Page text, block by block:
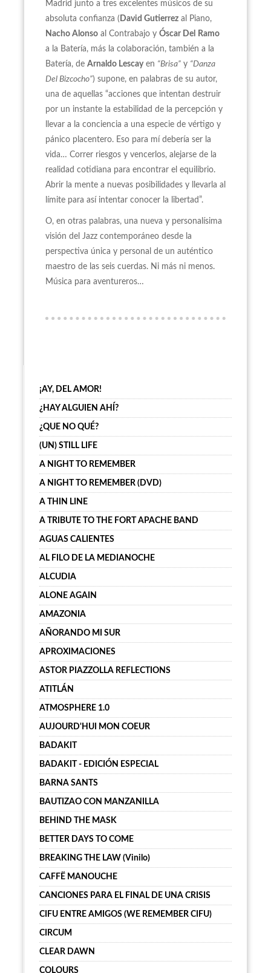
Madrid junto a tres excelentes músicos de su
absoluta confianza ( David Gutierrez al Piano,
Nacho Alonso al Contrabajo y Óscar Del
Ramo
a la Batería, más la colaboración, también a la
Batería, de Arnaldo Lescayen “Brisa” y “Danza
Del Bizcocho”) supone, en palabras de su autor,
una de aquellas “acciones que intentan destruir
por un instante la estabilidad de la percepción y
llevar a la conciencia a una especie de vértigo y
pánico placentero. Eso para mí debería ser la
vida… Correr riesgos y vencerlos, alejarse de la
realidad cotidiana para encontrar el equilibrio.
Abrir la mente a nuevas posibilidades y llevarla al
límite para así intentar conocer la libertad”.
O, en otras palabras, una nueva y personalísima
visión del Jazz contemporáneo desde la
perspectiva única y personal de un auténtico
maestro de las seis cuerdas. Ni más ni menos.
Música para aventureros…
¡AY, DEL AMOR!
¿HAY ALGUIEN AHÍ?
¿QUE NO QUÉ?
(UN) STILL LIFE
A NIGHT TO REMEMBER
A NIGHT TO REMEMBER (DVD)
A THIN LINE
A TRIBUTE TO THE FORT APACHE BAND
AGUAS CALIENTES
AL FILO DE LA MEDIANOCHE
ALCUDIA
ALONE AGAIN
AMAZONIA
AÑORANDO MI SUR
APROXIMACIONES
ASTOR PIAZZOLLA REFLECTIONS
ATITLÁN
ATMOSPHERE 1.0
AUJOURD'HUI MON COEUR
BADAKIT
BADAKIT - EDICIÓN ESPECIAL
BARNA SANTS
BAUTIZAO CON MANZANILLA
BEHIND THE MASK
BETTER DAYS TO COME
BREAKING THE LAW (Vinilo)
CAFFË MANOUCHE
CANCIONES PARA EL FINAL DE UNA CRISIS
CIFU ENTRE AMIGOS (WE REMEMBER CIFU)
CIRCUM
CLEAR DAWN
COLOURS